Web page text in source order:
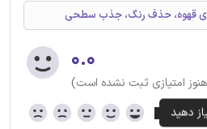
های قهوه، حذف رنگ، جذب سطحی
۰.۰
امتیازی ثبت نشده است)